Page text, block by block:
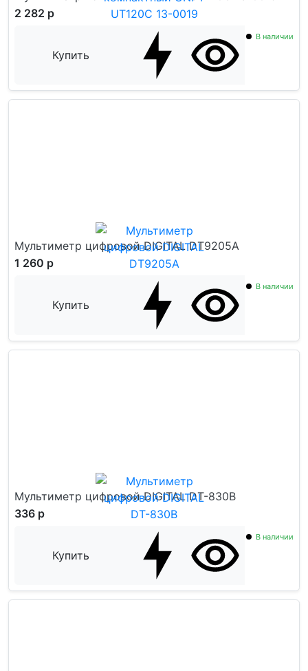
2 282 р
Купить
В наличии
Мультиметр цифровой DIGITAL DT9205A
1 260 р
Купить
В наличии
Мультиметр цифровой DIGITAL DT-830B
336 р
Купить
В наличии